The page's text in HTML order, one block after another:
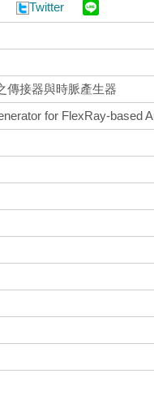
Twitter
傳接器與時脈產生器
for FlexRay-based